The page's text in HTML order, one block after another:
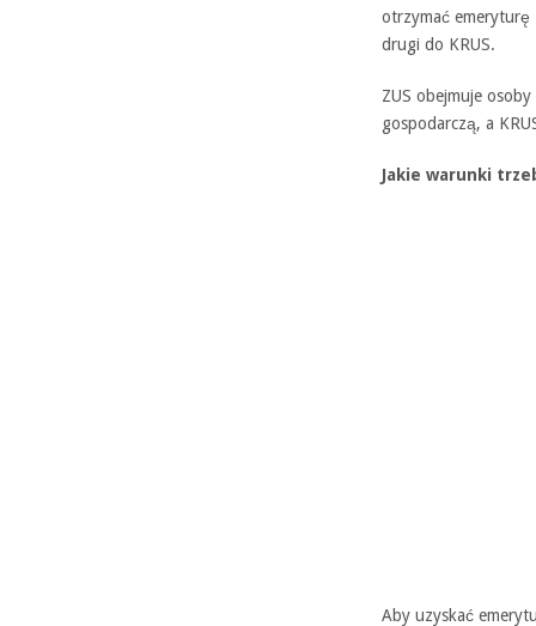
otrzymać emeryturę
drugi do KRUS.
ZUS obejmuje
gospodarczą, a
Jakie warunki
Aby uzyskać